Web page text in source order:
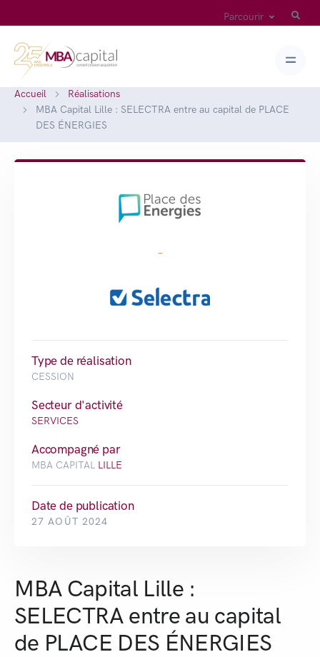
Parcourir
Accueil
Réalisations
MBA Capital Lille : SELECTRA entre au capital de PLACE
DES ÉNERGIES
-
Type de réalisation
CESSION
Secteur d'activité
SERVICES
Accompagné par
MBA CAPITAL LILLE
Date de publication
27 AOÛT 2024
MBA Capital Lille :
SELECTRA entre au capital
de PLACE DES ÉNERGIES